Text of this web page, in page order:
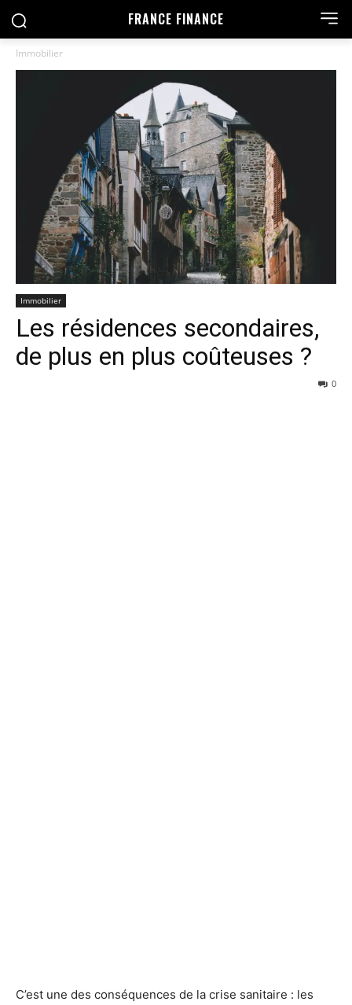
FRANCE FINANCE
Immobilier
Immobilier
Les résidences secondaires,
de plus en plus coûteuses ?
0
C’est une des conséquences de la crise sanitaire : les